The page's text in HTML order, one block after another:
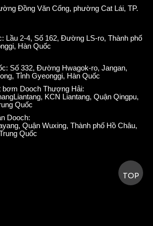
Đồng Văn Cống, phường Cat Lái, TP.
Lầu 2-4, Số 162, Đường LS-ro, Thành phố
Hàn Quốc
Số 332, Đường Hwagok-ro, Jangan,
Tỉnh Gyeonggi, Hàn Quốc
bơm Dooch Thượng Hải:
KCN Liantang, Quận Qingpu,
Quốc
Dooch:
Quận Wuxing, Thành phố Hồ Châu,
Quốc
TOP